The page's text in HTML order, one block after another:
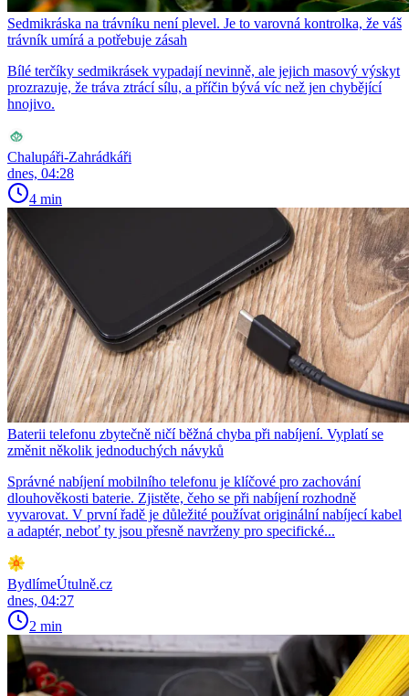
Sedmikráska na trávníku není plevel. Je to varovná kontrolka, že váš
trávník umírá a potřebuje zásah
Bílé terčíky sedmikrásek vypadají nevinně, ale jejich masový výskyt
prozrazuje, že tráva ztrácí sílu, a příčin bývá víc než jen chybějící
hnojivo.
Chalupáři-Zahrádkáři
dnes, 04:28
4 min
Baterii telefonu zbytečně ničí běžná chyba při nabíjení. Vyplatí se
změnit několik jednoduchých návyků
Správné nabíjení mobilního telefonu je klíčové pro zachování
dlouhověkosti baterie. Zjistěte, čeho se při nabíjení rozhodně
vyvarovat. V první řadě je důležité používat originální nabíjecí kabel
a adaptér, neboť ty jsou přesně navrženy pro specifické...
BydlímeÚtulně.cz
dnes, 04:27
2 min